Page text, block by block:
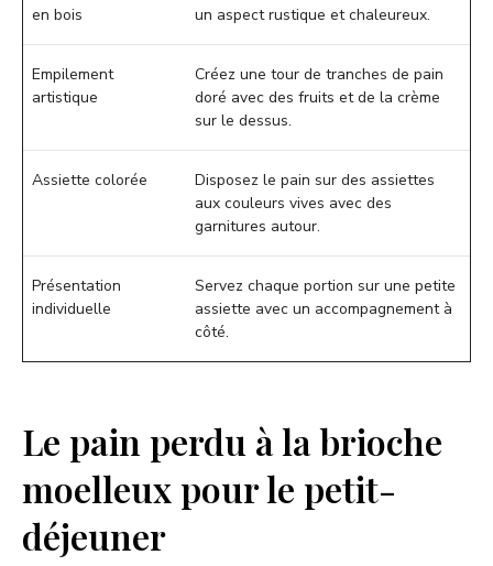
en bois
un aspect rustique et chaleureux.
Empilement
artistique
Créez une tour de tranches de pain
doré avec des fruits et de la crème
sur le dessus.
Assiette colorée
Disposez le pain sur des assiettes
aux couleurs vives avec des
garnitures autour.
Présentation
individuelle
Servez chaque portion sur une petite
assiette avec un accompagnement à
côté.
Le pain perdu à la brioche
moelleux pour le petit-
déjeuner